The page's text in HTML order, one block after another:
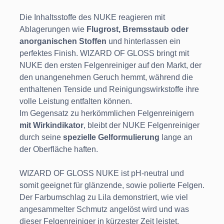
Die Inhaltsstoffe des NUKE reagieren mit
Ablagerungen wie Flugrost, Bremsstaub oder
anorganischen Stoffen und hinterlassen ein
perfektes Finish. WIZARD OF GLOSS bringt mit
NUKE den ersten Felgenreiniger auf den Markt, der
den unangenehmen Geruch hemmt, während die
enthaltenen Tenside und Reinigungswirkstoffe ihre
volle Leistung entfalten können.
Im Gegensatz zu herkömmlichen Felgenreinigern
mit Wirkindikator, bleibt der NUKE Felgenreiniger
durch seine spezielle Gelformulierung lange an
der Oberfläche haften.
WIZARD OF GLOSS NUKE ist pH-neutral und
somit geeignet für glänzende, sowie polierte Felgen.
Der Farbumschlag zu Lila demonstriert, wie viel
angesammelter Schmutz angelöst wird und was
dieser Felgenreiniger in kürzester Zeit leistet.